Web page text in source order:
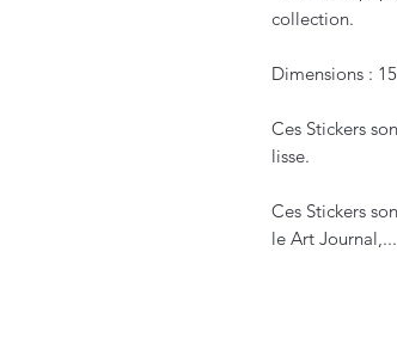
collection.
Dimensions :
Ces Stickers
lisse.
Ces Stickers
le Art Journal,...